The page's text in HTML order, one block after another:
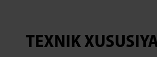
TEXNIK